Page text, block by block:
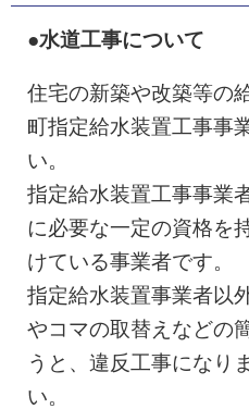
●水道工事について
住宅の新築や改築等の
町指定給水装置工事事
い。
指定給水装置工事事業
に必要な一定の資格を
けている事業者です。
指定給水装置事業者以
やコマの取替えなどの
うと、違反工事になり
い。